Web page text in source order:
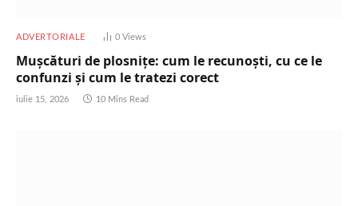
ADVERTORIALE 0 Views
Mușcături de plosnițe: cum le recunoști, cu ce le
confunzi și cum le tratezi corect
iulie 15, 2026 10 Mins Read